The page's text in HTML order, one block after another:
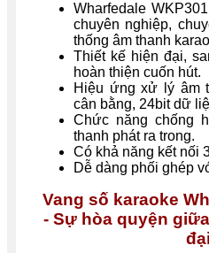
Wharfedale
chuyên nghiệp,
thống âm thanh
Thiết kế hiện đại,
hoàn thiện cuốn hút.
Hiệu ứng xử lý âm
cân bằng, 24bit dữ
Chức năng chống
thanh phát ra trong.
Có khả năng kết nối
Dễ dàng phối ghép
Vang số karaoke
- Sự hòa quyện
đại